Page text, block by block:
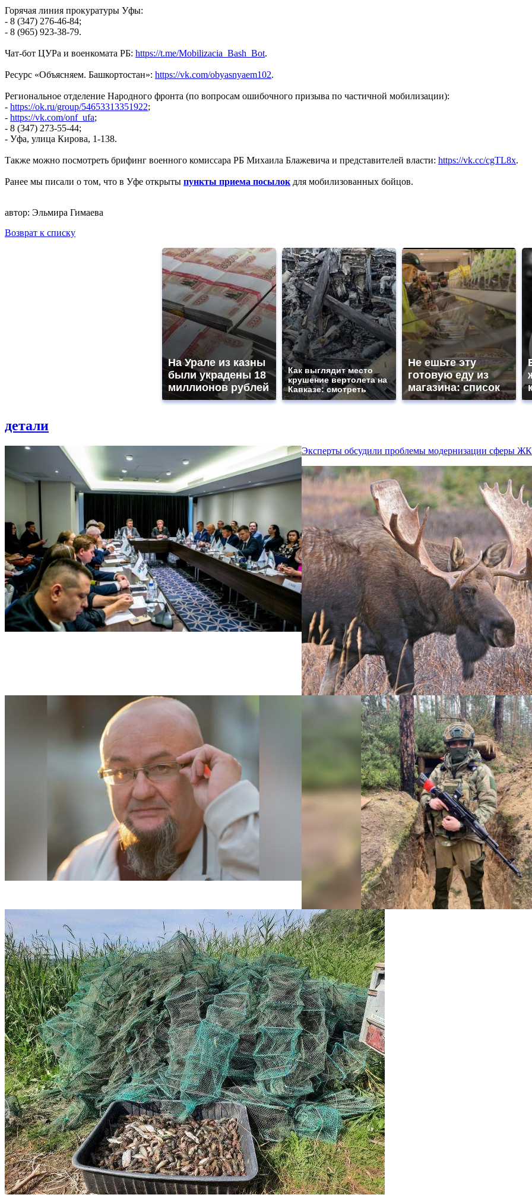
Горячая линия прокуратуры Уфы:
- 8 (347) 276-46-84;
- 8 (965) 923-38-79.
Чат-бот ЦУРа и военкомата РБ: https://t.me/Mobilizacia_Bash_Bot.
Ресурс «Объясняем. Башкортостан»: https://vk.com/obyasnyaem102.
Региональное отделение Народного фронта (по вопросам ошибочного призыва по частичной мобилизации):
- https://ok.ru/group/54653313351922;
- https://vk.com/onf_ufa;
- 8 (347) 273-55-44;
- Уфа, улица Кирова, 1-138.
Также можно посмотреть брифинг военного комиссара РБ Михаила Блажевича и представителей власти: https://vk.cc/cgTL8x.
Ранее мы писали о том, что в Уфе открыты пункты приема посылокдля мобилизованных бойцов.
автор: Эльмира Гимаева
Возврат к списку
На Урале из казны
были украдены 18
миллионов рублей
Как выглядит место
крушение вертолета на
Кавказе: смотреть
Не ешьте эту
готовую еду из
магазина: список
детали
Эксперты обсудили проблемы модернизации сферы